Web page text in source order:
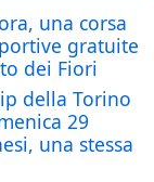
una corsa
gratuite
dei Fiori
della Torino
29
una stessa